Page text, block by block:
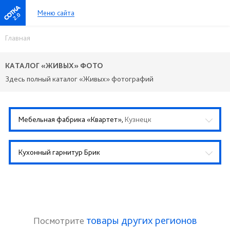
2.0 Меню сайта
Главная
КАТАЛОГ «ЖИВЫХ» ФОТО
Здесь полный каталог «Живых» фотографий
Мебельная фабрика «Квартет», Кузнецк
Кухонный гарнитур Брик
Посмотрите товары других регионов